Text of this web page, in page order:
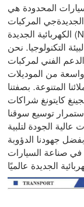
المحدودة هي
جي المركبات
الكهربائية الجديدة (NEVs). شركتنا ملتزمة بتعزيز النقل
التكنولوجيا. نحن
الفني لمركبات
من الموديلات
المتنوعة. بصفتنا
كايتونغ شراكات
توسيع سوقنا
الجودة لتلبية
جهودنا الدؤوبة
في صناعة السيارات